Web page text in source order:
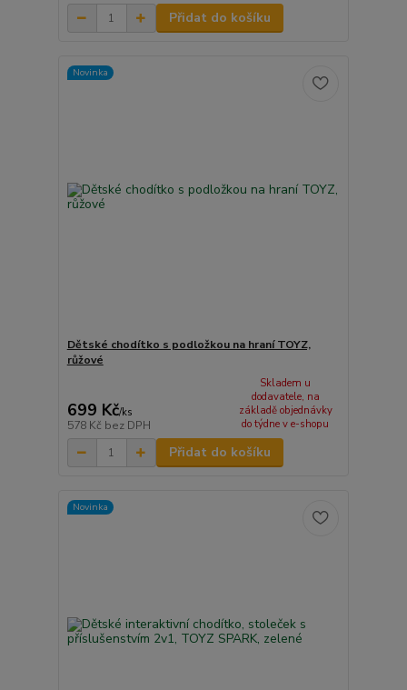
Přidat do košíku
Novinka
Dětské chodítko s podložkou na hraní TOYZ,
růžové
699 Kč/ks
578 Kč bez DPH
Skladem u
dodavatele, na
základě objednávky
do týdne v e-shopu
Přidat do košíku
Novinka